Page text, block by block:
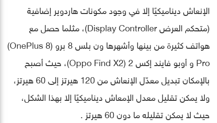
الإنعاش ديناميكيًا إلا في وجود مكونات هاردوير إضافية
(متحكم العرض Display Controller)، مثلما حصل مع
هواتف كثيرة من بينها وأشهرها ون بلس 8 برو (OnePlus 8)
Pro و أوبو فايند إكس 2 (Oppo Find X2)، حيث أصبح
بالإمكان تبديل معدّل الإنعاش من 120 هيرتز إلى 60 هيرتز،
ولا يمكن تقليل معدل الإمعاش ديناميكيًا إلا بهذا الشكل،
حيث لا يمكن تقليله ما دون 60 هيرتز .